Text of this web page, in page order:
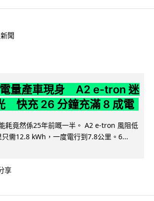
聞
量產車現身 A2 e-tron 迷
快充 26 分鐘充滿 8 成電
耗竟然係25年前嘅一半。 A2 e-tron 風阻低
需12.8 kWh，一度電行到7.8公里。6...
享